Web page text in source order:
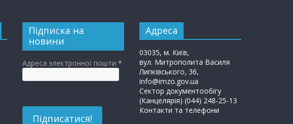
Підписка на
новини
Адреса электронної пошти *
Адреса
03035, м. Київ,
вул. Митрополита Василя
Липківського, 36,
info@imzo.gov.ua
Сектор документообігу
(Канцелярія) (044) 248-25-13
Контакти та телефони